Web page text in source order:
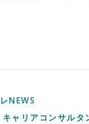
NEWS
キャリアコンサルタ